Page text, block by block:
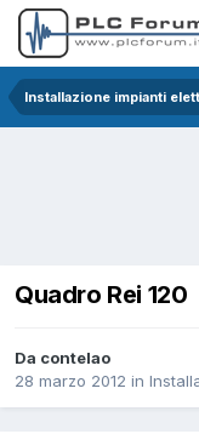
Installazione impianti
Quadro Rei 120
Da contelao
28 marzo 2012 in